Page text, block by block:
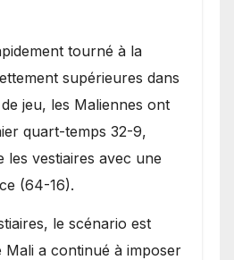
tourné à la
supérieures dans
jeu, les Maliennes ont
quart-temps 32-9,
les vestiaires avec une
(64-16).
le scénario est
Mali a continué à imposer